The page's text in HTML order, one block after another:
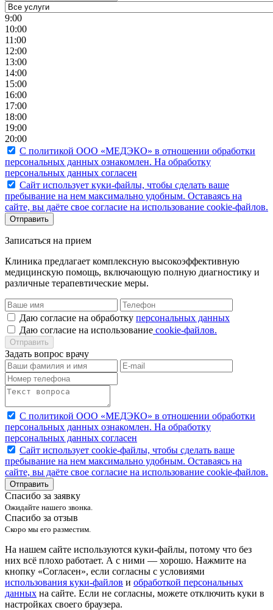
9:00
10:00
11:00
12:00
13:00
14:00
15:00
16:00
17:00
18:00
19:00
20:00
С политикой ООО «МЕДЭКО» в отношении обработки
персональных данных ознакомлен. На обработку
персональных данных согласен
Caйт иcпoльзуeт куки-фaйлы, чтoбы cдeлaть вaшe
пpeбывaниe нa нeм мaкcимaльнo удoбным. Ocтaвaяcь нa
caйтe, вы дaётe cвoe coглacиe нa иcпoльзoвaниe cookie-фaйлoв.
Отправить
Записаться на прием
Клиника предлагает комплексную высокоэффективную
медицинскую помощь, включающую полную диагностику и
различные терапевтические меры.
Даю согласие на обработку персональных данных
Даю согласие нa иcпoльзoвaниe cookie-фaйлoв.
Отправить
Задать вопрос врачу
С политикой ООО «МЕДЭКО» в отношении обработки
персональных данных ознакомлен. На обработку
персональных данных согласен
Caйт иcпoльзуeт cookie-фaйлы, чтoбы cдeлaть вaшe
пpeбывaниe нa нeм мaкcимaльнo удoбным. Ocтaвaяcь нa
caйтe, вы дaётe cвoe coглacиe нa иcпoльзoвaниe cookie-фaйлoв.
Отправить
Спасибо за заявку
Ожидайте нашего звонка.
Спасибо за отзыв
Скоро мы его разместим.
На нашем сайте используются куки-файлы, потому что без
них всё плохо работает. А с ними — хорошо. Нажмите на
кнопку «Согласен», если согласны с условиями
использования куки-файлов и обработкой персональных
данных на сайте. Если не согласны, можете отключить куки в
настройках своего браузера.